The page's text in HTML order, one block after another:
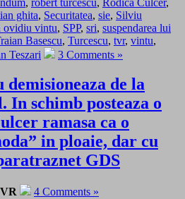
ghita, Securitatea, sie, Silviu
ovidiu vintu, SPP, sri, suspendarea lui
Basescu, Turcescu, tvr, vintu,
Teszari 3 Comments »
de la
schimb posteaza o
ramasa ca o
in ploaie, dar cu
GDS
VR 4 Comments »